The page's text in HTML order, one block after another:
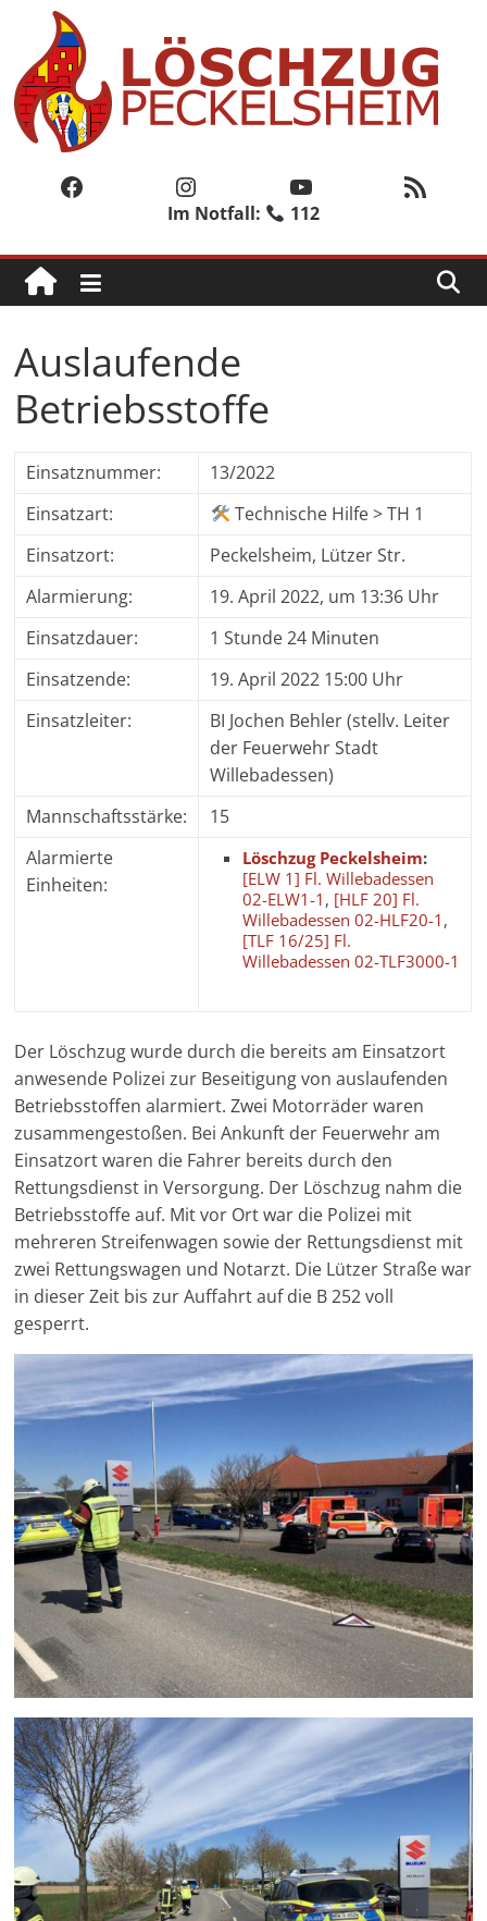
springen
Löschzug
Peckelsheim
Löschzug
der
Feuerwehr
der
Stadt
Willebadessen
Facebook Instagram YouTube RSS-Feed
Im Notfall: 112
Auslaufende
Betriebsstoffe
Einsatznummer:
13/2022
Einsatzart:
Technische Hilfe > TH 1
Einsatzort:
Peckelsheim, Lützer Str.
Alarmierung:
19. April 2022, um 13:36 Uhr
Einsatzdauer:
1 Stunde 24 Minuten
Einsatzende:
19. April 2022 15:00 Uhr
Einsatzleiter:
BI Jochen Behler (stellv. Leiter
der Feuerwehr Stadt
Willebadessen)
Mannschaftsstärke:
15
Alarmierte
Einheiten:
Löschzug Peckelsheim:
[ELW 1] Fl. Willebadessen
02-ELW1-1 , [HLF 20] Fl.
Willebadessen 02-HLF20-1 ,
[TLF 16/25] Fl.
Willebadessen 02-TLF3000-1
Der Löschzug wurde durch die bereits am Einsatzort
anwesende Polizei zur Beseitigung von auslaufenden
Betriebsstoffen alarmiert. Zwei Motorräder waren
zusammengestoßen. Bei Ankunft der Feuerwehr am
Einsatzort waren die Fahrer bereits durch den
Rettungsdienst in Versorgung. Der Löschzug nahm die
Betriebsstoffe auf. Mit vor Ort war die Polizei mit
mehreren Streifenwagen sowie der Rettungsdienst mit
zwei Rettungswagen und Notarzt. Die Lützer Straße war
in dieser Zeit bis zur Auffahrt auf die B 252 voll
gesperrt.